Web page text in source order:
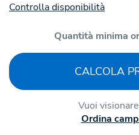
Controlla disponibilità
Quantità minima
CALCOLA
Vuoi
Ordina